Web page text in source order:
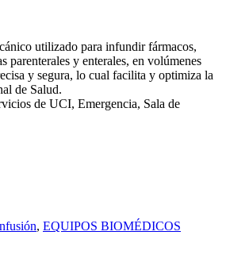
utilizado para infundir fármacos,
parenterales y enterales, en volúmenes
y segura, lo cual facilita y optimiza la
de Salud.
de UCI, Emergencia, Sala de
, EQUIPOS BIOMÉDICOS